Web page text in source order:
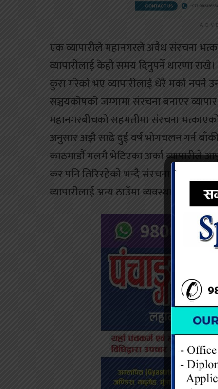
एक व्यापारीले महानगरले अवैध संरचना
व्यापारीलाई केही समय दिनुपर्ने धारणा
कुरा गरेको भए व्यापारीलाई धेरै मर्का
सञ्चयकोषको जग्गामा संरचना बनाएर
महानगरबीचको सहमतीमा संरचना
अनुसार अझै साढे दुई वर्ष भोगचलन गर्न
काठमाडौँ मलमै भेटिएका अर्का व्यापारीले
कर पनि तिरिरहेको भन्दै संरचना भत्काउँदा
व्यापारीलाई अन्य ठाउँमा व्यवस्थापन